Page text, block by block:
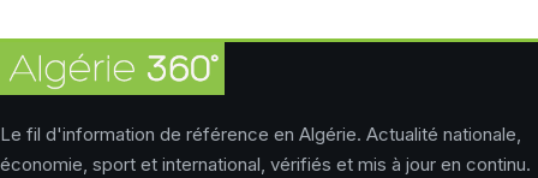
Le fil d'information de référence en Algérie. Actualité nationale,
économie, sport et international, vérifiés et mis à jour en continu.